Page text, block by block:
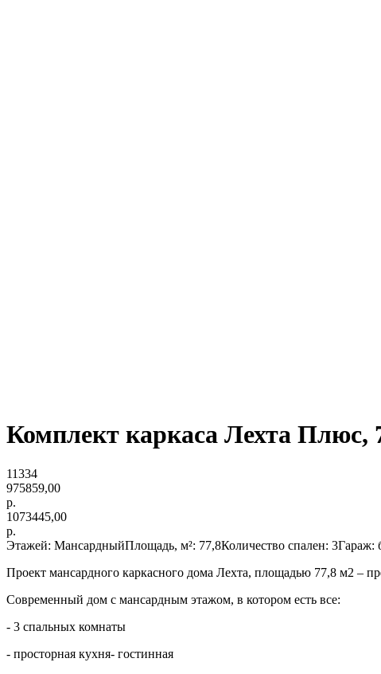
Комплект каркаса Лехта Плюс,
11334
975859,00
р.
1073445,00
р.
Этажей: МансардныйПлощадь, м²: 77,8Количество спален: 3Гараж:
Проект мансардного каркасного дома Лехта, площадью 77,8 м2 –
Современный дом с мансардным этажом, в котором есть все:
- 3 спальных комнаты
- просторная кухня- гостинная